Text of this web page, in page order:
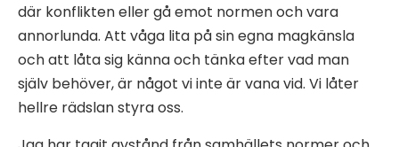
där konflikten eller gå emot normen och vara
annorlunda. Att våga lita på sin egna magkänsla
och att låta sig känna och tänka efter vad man
själv behöver, är något vi inte är vana vid. Vi låter
hellre rädslan styra oss.